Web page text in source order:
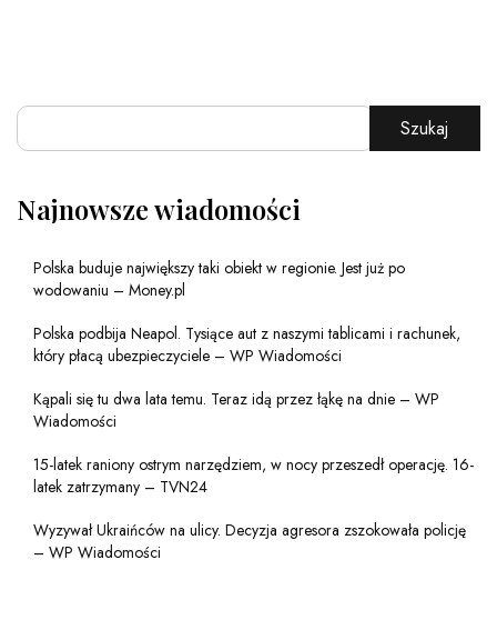
Szukaj
Najnowsze wiadomości
Polska buduje największy taki obiekt w regionie. Jest już po
wodowaniu – Money.pl
Polska podbija Neapol. Tysiące aut z naszymi tablicami i rachunek,
który płacą ubezpieczyciele – WP Wiadomości
Kąpali się tu dwa lata temu. Teraz idą przez łąkę na dnie – WP
Wiadomości
15-latek raniony ostrym narzędziem, w nocy przeszedł operację. 16-
latek zatrzymany – TVN24
Wyzywał Ukraińców na ulicy. Decyzja agresora zszokowała policję
– WP Wiadomości